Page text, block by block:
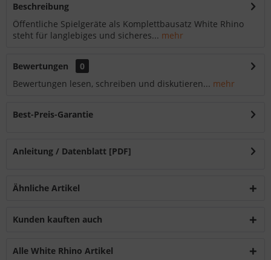
Beschreibung
Öffentliche Spielgeräte als Komplettbausatz White Rhino
steht für langlebiges und sicheres... mehr
Bewertungen
0
Bewertungen lesen, schreiben und diskutieren... mehr
Best-Preis-Garantie
Anleitung / Datenblatt [PDF]
Ähnliche Artikel
Kunden kauften auch
Alle White Rhino Artikel